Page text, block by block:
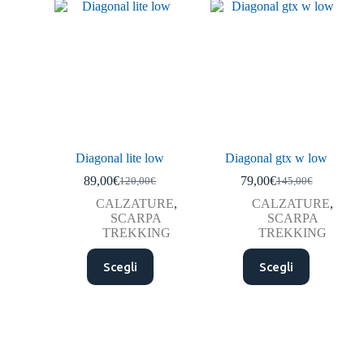
Diagonal lite low
120,00€
89,00€
CALZATURE,
SCARPA
TREKKING
Scegli
Diagonal gtx w low
145,00€
79,00€
CALZATURE,
SCARPA
TREKKING
Scegli